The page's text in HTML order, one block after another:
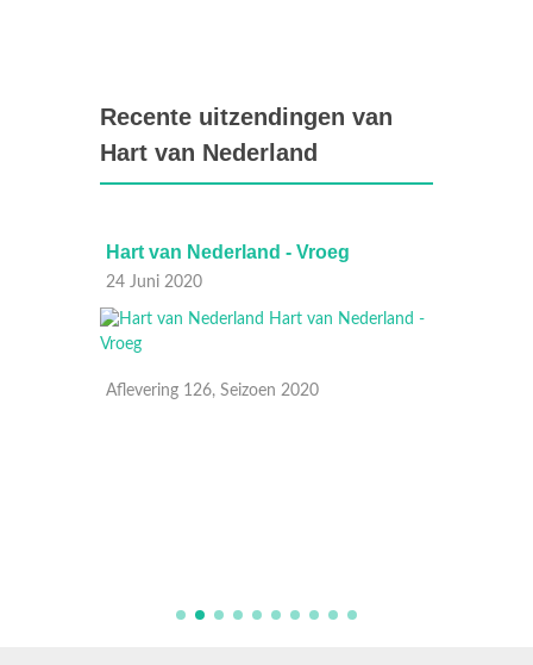
Recente uitzendingen van
Hart van Nederland
Hart van Nederland - Vroeg
24 Juni 2020
Aflevering 126, Seizoen 2020